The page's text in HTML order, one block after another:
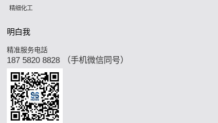
精细化工
明白我
精准服务电話
187 5820 8828 （手机微信同号）